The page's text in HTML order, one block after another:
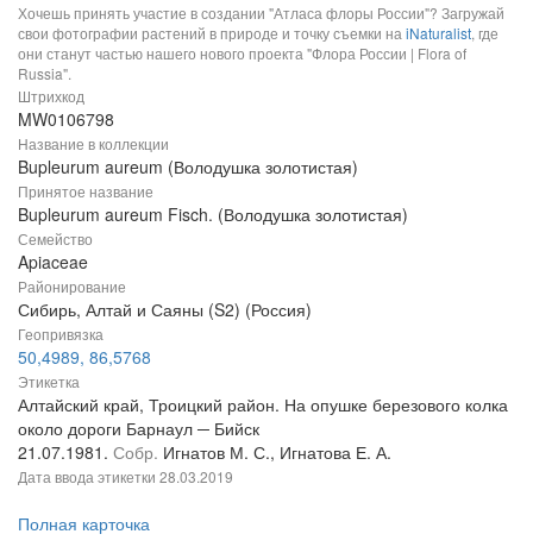
Хочешь принять участие в создании "Атласа флоры России"? Загружай
свои фотографии растений в природе и точку съемки на iNaturalist, где
они станут частью нашего нового проекта "Флора России | Flora of
Russia".
Штрихкод
MW0106798
Название в коллекции
Bupleurum aureum (Володушка золотистая)
Принятое название
Bupleurum aureum Fisch. (Володушка золотистая)
Семейство
Apiaceae
Районирование
Сибирь, Алтай и Саяны (S2) (Россия)
Геопривязка
50,4989, 86,5768
Этикетка
Алтайский край, Троицкий район. На опушке березового колка
около дороги Барнаул ─ Бийск
21.07.1981. Собр. Игнатов М. С., Игнатова Е. А.
Дата ввода этикетки 28.03.2019
Полная карточка